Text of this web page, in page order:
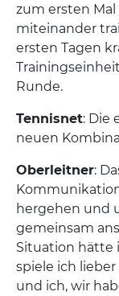
zum ersten Mal
miteinander
ersten Tagen
Runde.
Tennisnet: Die
neuen
Oberleitner:
hergehen und
gemeinsam
Situation hätte
spiele ich
und ich, wir